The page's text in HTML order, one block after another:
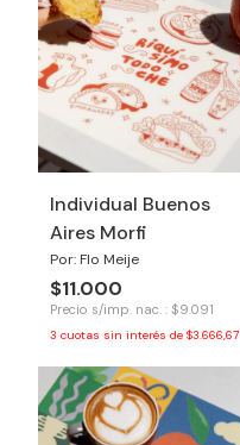
Individual Buenos
Aires Morfi
Por: Flo Meije
$11.000
Precio s/imp. nac. : $9.091
3 cuotas sin interés de $3.666,67